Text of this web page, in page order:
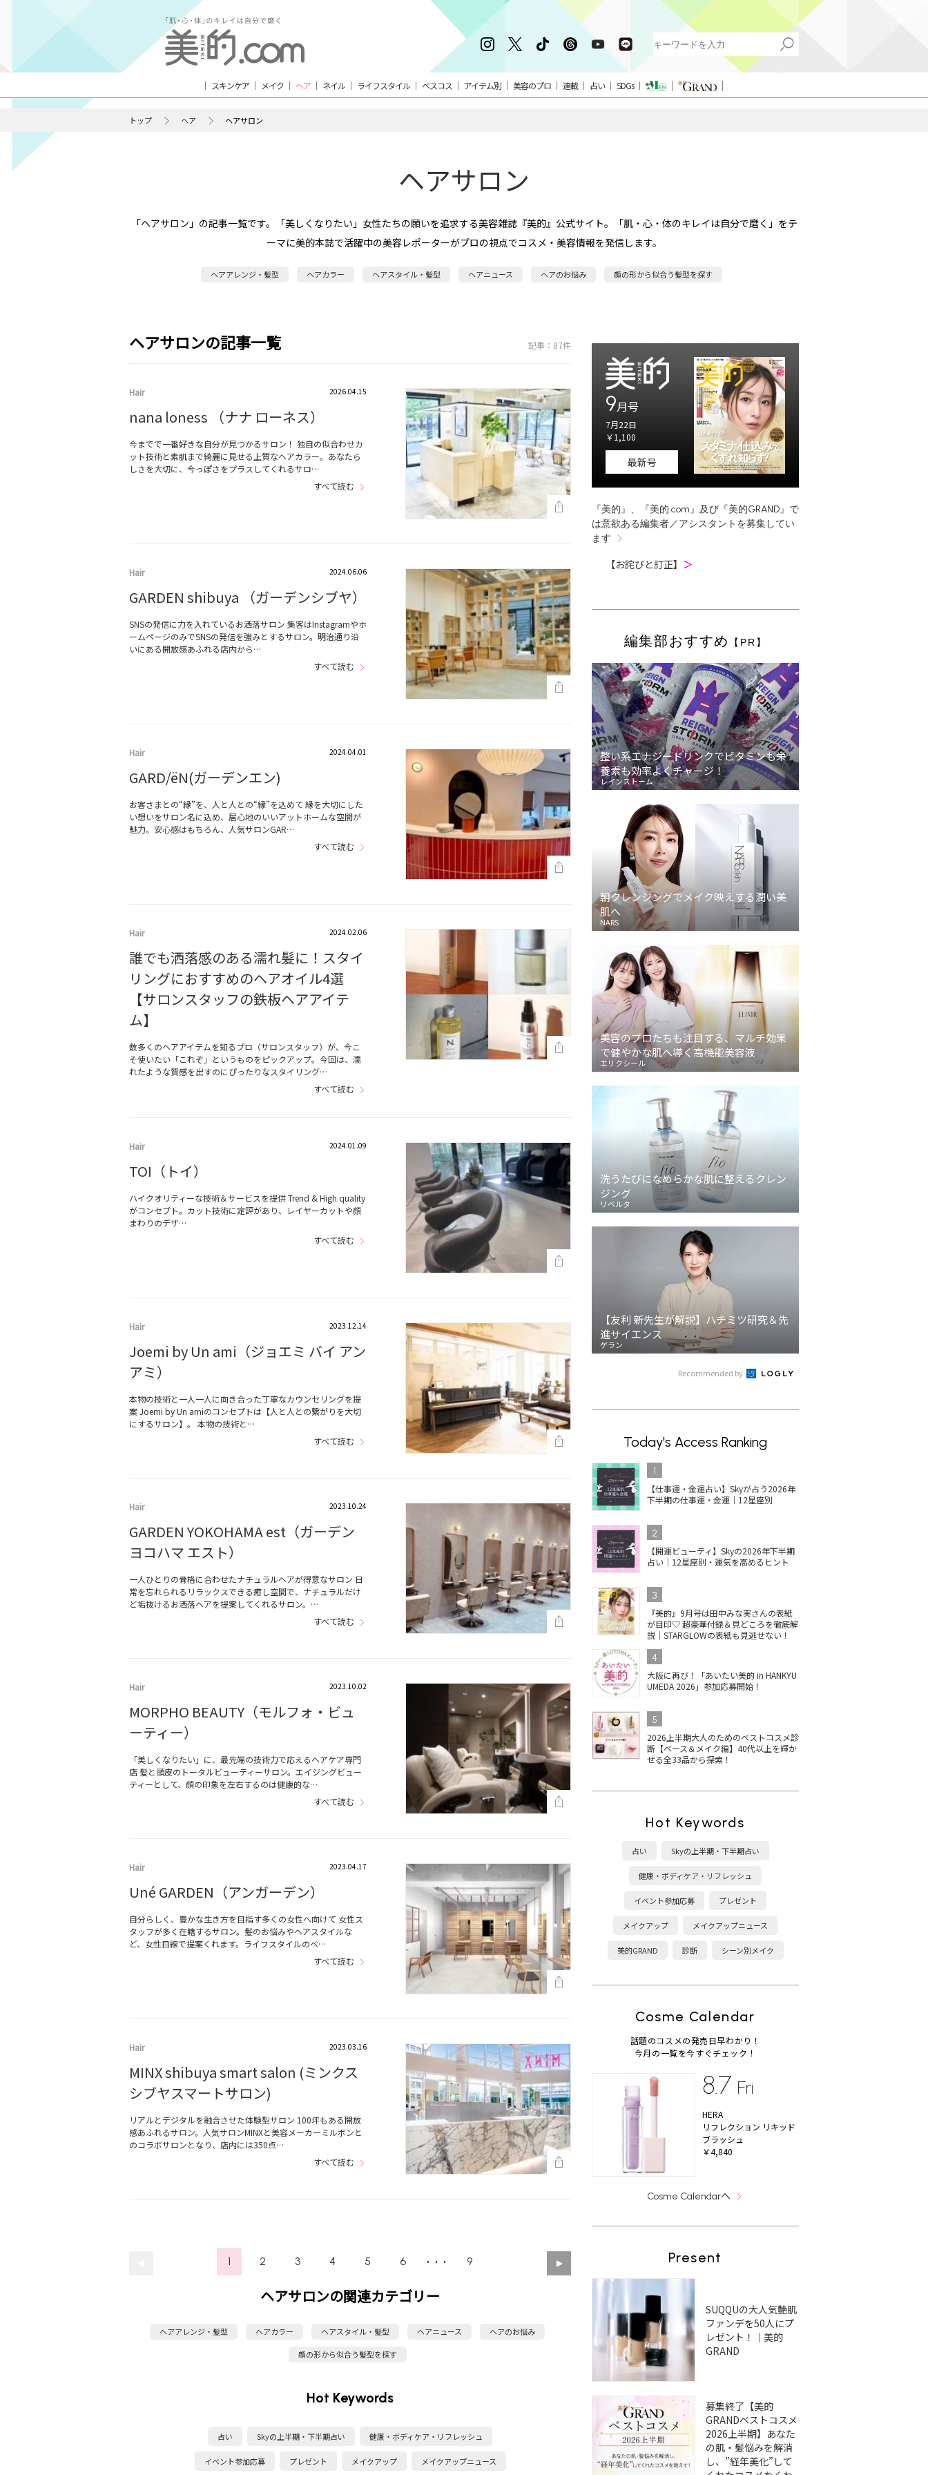
スキンケア メイク ヘア ネイル ライフスタイル ベスコス アイテム別 美容のプロ 連載 占い SDGs
トップ ヘア ヘアサロン
ヘアサロン
「ヘアサロン」の記事一覧です。「美しくなりたい」女性たちの願いを追求する美容雑誌『美的』公式サイト。「肌・心・体のキレイは自分で磨く」をテ
ーマに美的本誌で活躍中の美容レポーターがプロの視点でコスメ・美容情報を発信します。
ヘアアレンジ・髪型 ヘアカラー ヘアスタイル・髪型 ヘアニュース ヘアのお悩み 顔の形から似合う髪型を探す
ヘアサロンの記事一覧 記事：87件
Hair 2026.04.15
nana loness （ナナ ローネス）
今までで一番好きな自分が見つかるサロン！ 独自の似合わせカ
ット技術と素肌まで綺麗に見せる上質なヘアカラー。あなたら
しさを大切に、今っぽさをプラスしてくれるサロ…
すべて読む
Hair 2024.06.06
GARDEN shibuya （ガーデンシブヤ）
SNSの発信に力を入れているお洒落サロン 集客はInstagramやホ
ームページのみでSNSの発信を強みとするサロン。明治通り沿
いにある開放感あふれる店内から…
すべて読む
Hair 2024.04.01
GARD/ëN(ガーデンエン)
お客さまとの“縁”を、人と人との“縁”を込めて 縁を大切にした
い想いをサロン名に込め、居心地のいいアットホームな空間が
魅力。安心感はもちろん、人気サロンGAR…
すべて読む
Hair 2024.02.06
誰でも洒落感のある濡れ髪に！スタイ
リングにおすすめのヘアオイル4選
【サロンスタッフの鉄板ヘアアイテ
ム】
数多くのヘアアイテムを知るプロ（サロンスタッフ）が、今こ
そ使いたい「これぞ」というものをピックアップ。今回は、濡
れたような質感を出すのにぴったりなスタイリング…
すべて読む
Hair 2024.01.09
TOI（トイ）
ハイクオリティーな技術＆サービスを提供 Trend & High quality
がコンセプト。カット技術に定評があり、レイヤーカットや顔
まわりのデザ…
すべて読む
Hair 2023.12.14
Joemi by Un ami（ジョエミ バイ アン
アミ）
本物の技術と一人一人に向き合った丁寧なカウンセリングを提
案 Joemi by Un amiのコンセプトは【人と人との繋がりを大切
にするサロン】。 本物の技術と…
すべて読む
Hair 2023.10.24
GARDEN YOKOHAMA est（ガーデン
ヨコハマ エスト）
一人ひとりの骨格に合わせたナチュラルヘアが得意なサロン 日
常を忘れられるリラックスできる癒し空間で、ナチュラルだけ
ど垢抜けるお洒落ヘアを提案してくれるサロン。…
すべて読む
Hair 2023.10.02
MORPHO BEAUTY（モルフォ・ビュ
ーティー）
「美しくなりたい」に、最先端の技術力で応えるヘアケア専門
店 髪と頭皮のトータルビューティーサロン。エイジングビュー
ティーとして、顔の印象を左右するのは健康的な…
すべて読む
Hair 2023.04.17
Uné GARDEN（アンガーデン）
自分らしく、豊かな生き方を目指す多くの女性へ向けて 女性ス
タッフが多く在籍するサロン。髪のお悩みやヘアスタイルな
ど、女性目線で提案くれます。ライフスタイルのベ…
すべて読む
Hair 2023.03.16
MINX shibuya smart salon (ミンクス
シブヤスマートサロン)
リアルとデジタルを融合させた体験型サロン 100坪もある開放
感あふれるサロン。人気サロンMINXと美容メーカーミルボンと
のコラボサロンとなり、店内には350点…
すべて読む
1 2 3 4 5 6 ・・・ 9
ヘアサロンの関連カテゴリー
ヘアアレンジ・髪型 ヘアカラー ヘアスタイル・髪型 ヘアニュース ヘアのお悩み
顔の形から似合う髪型を探す
Hot Keywords
占い Skyの上半期・下半期占い 健康・ボディケア・リフレッシュ
イベント参加応募 プレゼント メイクアップ メイクアップニュース
9月号
7月22日
￥1,100
最新号
『美的』、『美的.com』及び『美的GRAND』で
は意欲ある編集者／アシスタントを募集してい
ます
【お詫びと訂正】 ＞
編集部おすすめ 【PR】
整い系エナジードリンクでビタミンも栄
養素も効率よくチャージ！
レインストーム
朝クレンジングでメイク映えする潤い美
肌へ
NARS
美容のプロたちも注目する、マルチ効果
で健やかな肌へ導く高機能美容液
エリクシール
洗うたびになめらかな肌に整えるクレン
ジング
リベルタ
【友利 新先生が解説】ハチミツ研究＆先
進サイエンス
ゲラン
Recommended by
Today's Access Ranking
1
【仕事運・金運占い】Skyが占う2026年
下半期の仕事運・金運｜12星座別
2
【開運ビューティ】Skyの2026年下半期
占い｜12星座別・運気を高めるヒント
3
『美的』9月号は田中みな実さんの表紙
が目印♡ 超豪華付録＆見どころを徹底解
説｜STARGLOWの表紙も見逃せない！
4
大阪に再び！「あいたい美的 in HANKYU
UMEDA 2026」参加応募開始！
5
2026上半期大人のためのベストコスメ診
断【ベース＆メイク編】40代以上を輝か
せる全33品から探索！
Hot Keywords
占い Skyの上半期・下半期占い
健康・ボディケア・リフレッシュ
イベント参加応募 プレゼント
メイクアップ メイクアップニュース
美的GRAND 診断 シーン別メイク
Cosme Calendar
話題のコスメの発売日早わかり！
今月の一覧を今すぐチェック！
8.7 Fri
HERA
リフレクション リキッド
ブラッシュ
￥4,840
Cosme Calendarへ
Present
SUQQUの大人気艶肌
ファンデを50人にプ
レゼント！｜美的
GRAND
募集終了【美的
GRANDベストコスメ
2026上半期】あなた
の肌・髪悩みを解消
し、”経年美化”して